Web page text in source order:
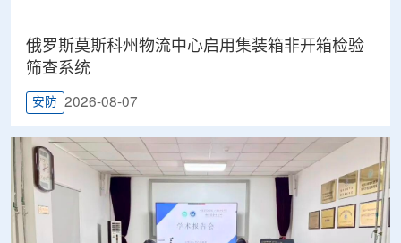
俄罗斯莫斯科州物流中心启用集装箱非开箱检验
筛查系统
安防 2026-08-07